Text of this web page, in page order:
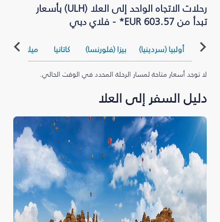
رحلات الاتجاه الواحد إلى العلا (ULH) بأسعار
تبدأ من EUR 603.57* - فلاي دبي
أولبيا (سردينيا) بيزا (فلورنسا) كاتانيا ميلان
لا توجد أسعار متاحة لمسار الرحلة المحدد في الوقت الحالي.
دليل السفر إلى العلا